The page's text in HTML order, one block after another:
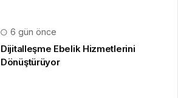
6 gün önce
Dijitalleşme Ebelik Hizmetlerini
Dönüştürüyor